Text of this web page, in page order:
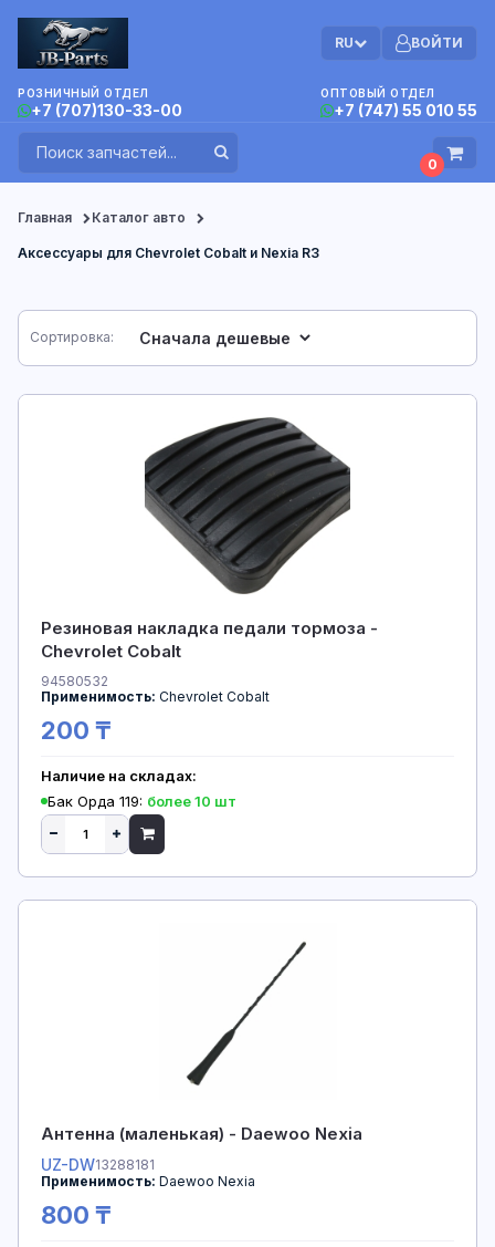
RU ВОЙТИ
РОЗНИЧНЫЙ ОТДЕЛ
+7 (707)130-33-00
ОПТОВЫЙ ОТДЕЛ
+7 (747) 55 010 55
0
Главная Каталог авто
Аксессуары для Chevrolet Cobalt и Nexia R3
Сортировка:
Резиновая накладка педали тормоза -
Chevrolet Cobalt
94580532
Применимость: Chevrolet Cobalt
200 ₸
Наличие на складах:
Бак Орда 119: более 10 шт
Антенна (маленькая) - Daewoo Nexia
UZ-DW13288181
Применимость: Daewoo Nexia
800 ₸